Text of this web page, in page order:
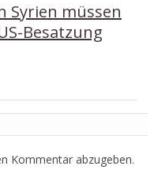
Syrien müssen
Besatzung
Kommentar abzugeben.